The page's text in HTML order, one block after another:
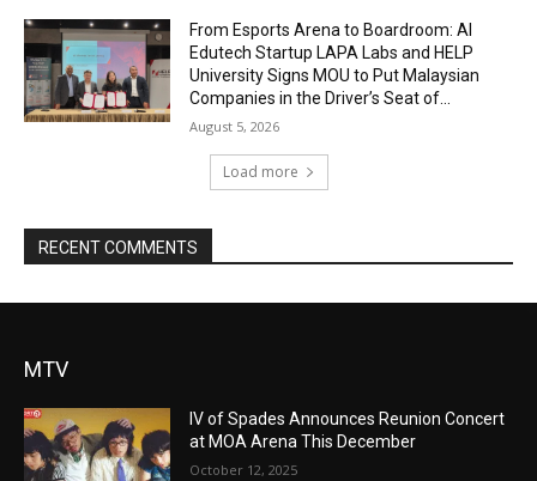
From Esports Arena to Boardroom: AI
Edutech Startup LAPA Labs and HELP
University Signs MOU to Put Malaysian
Companies in the Driver’s Seat of...
August 5, 2026
Load more
RECENT COMMENTS
MTV
IV of Spades Announces Reunion Concert
at MOA Arena This December
October 12, 2025